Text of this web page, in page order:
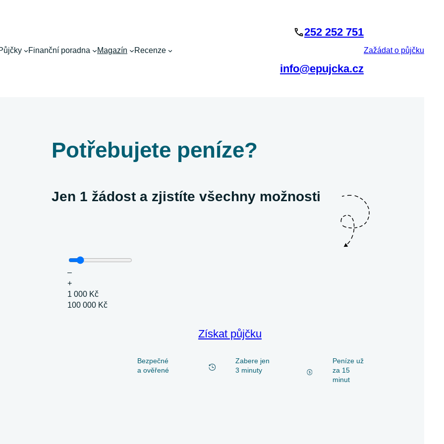
Finanční poradna Magazín Recenze
252 252 751
info@epujcka.cz
Zažádat o půjčku
Potřebujete peníze?
Jen 1 žádost a zjistíte všechny možnosti
–
+
1 000 Kč
100 000 Kč
Získat půjčku
Bezpečné
a ověřené
Zabere jen
3 minuty
Peníze už
za 15
minut